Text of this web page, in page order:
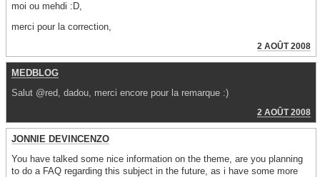
moi ou mehdi :D,
merci pour la correction,
2 AOÛT 2008
MEDBLOG
Salut @red, dadou, merci encore pour la remarque :)
2 AOÛT 2008
JONNIE DEVINCENZO
You have talked some nice information on the theme, are you planning
to do a FAQ regarding this subject in the future, as i have some more